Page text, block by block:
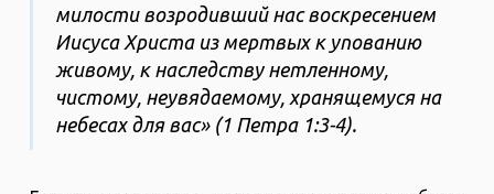
милости возродивший нас воскресением
Иисуса Христа из мертвых к упованию
живому, к наследству нетленному,
чистому, неувядаемому, хранящемуся на
небесах для вас» (1 Петра 1:3-4).